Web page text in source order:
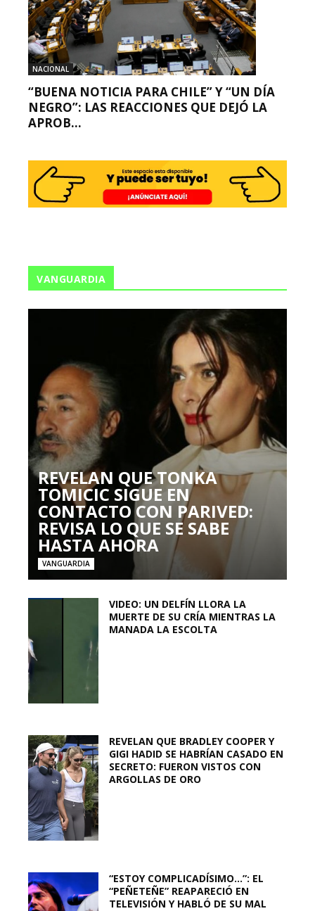
NACIONAL
“BUENA NOTICIA PARA CHILE” Y “UN DÍA
NEGRO”: LAS REACCIONES QUE DEJÓ LA
APROB...
VANGUARDIA
REVELAN QUE TONKA
TOMICIC SIGUE EN
CONTACTO CON PARIVED:
REVISA LO QUE SE SABE
HASTA AHORA
VANGUARDIA
VIDEO: UN DELFÍN LLORA LA
MUERTE DE SU CRÍA MIENTRAS LA
MANADA LA ESCOLTA
REVELAN QUE BRADLEY COOPER Y
GIGI HADID SE HABRÍAN CASADO EN
SECRETO: FUERON VISTOS CON
ARGOLLAS DE ORO
“ESTOY COMPLICADÍSIMO…”: EL
“PEÑETEÑE” REAPARECIÓ EN
TELEVISIÓN Y HABLÓ DE SU MAL